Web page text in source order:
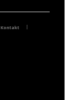
Kontakt